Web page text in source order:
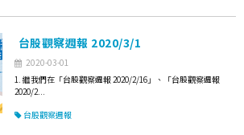
台股觀察週報 2020/3/1
2020-03-01
1. 繼我們在「台股觀察週報 2020/2/16」、「台股觀察週報
2020/2...
台股觀察週報